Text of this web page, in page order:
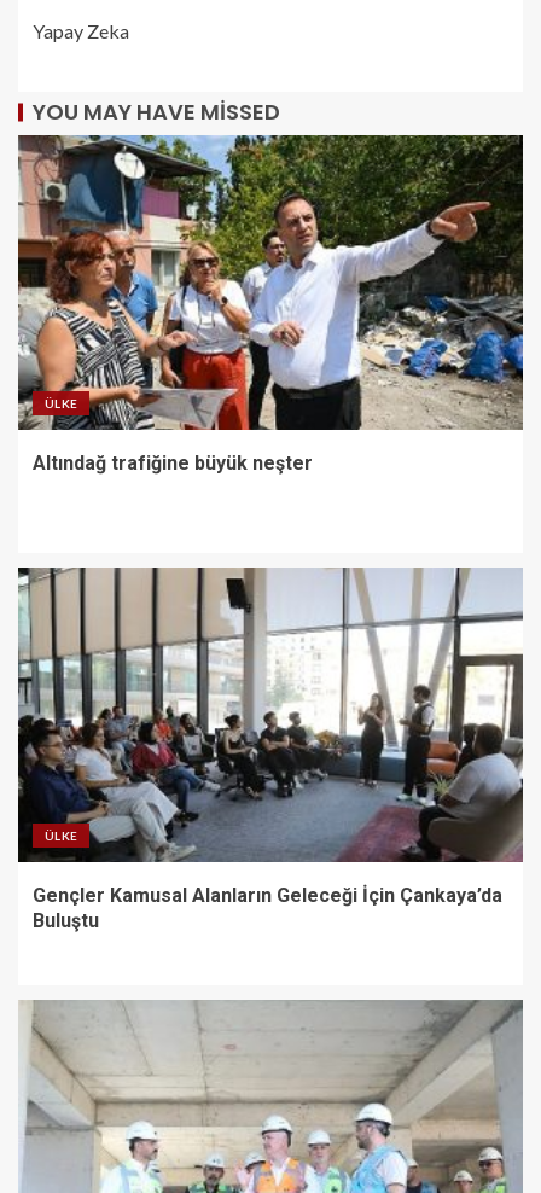
Yapay Zeka
YOU MAY HAVE MISSED
ÜLKE
Altındağ trafiğine büyük neşter
ÜLKE
Gençler Kamusal Alanların Geleceği İçin Çankaya’da
Buluştu